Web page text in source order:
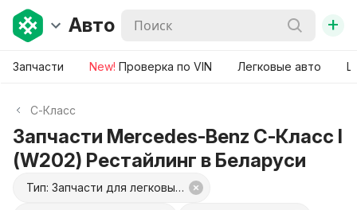
Авто +
Запчасти New! Проверка по VIN Легковые авто
C-Класс
Запчасти Mercedes-Benz C-Класс I
(W202) Рестайлинг в Беларуси
Тип: Запчасти для легковых авто